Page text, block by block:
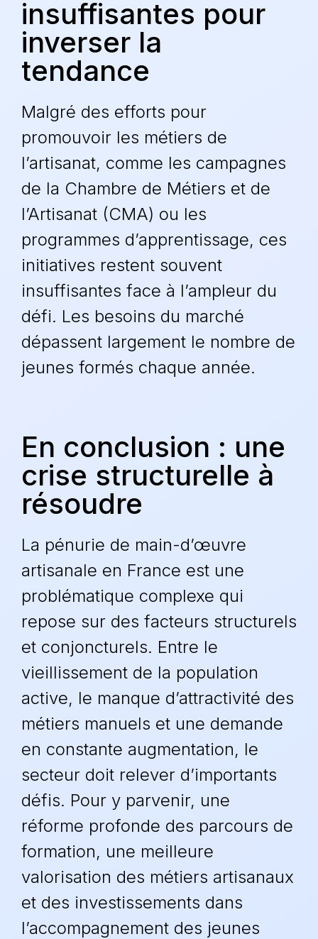
insuffisantes pour
inverser la
tendance
Malgré des efforts pour
promouvoir les métiers de
l’artisanat, comme les campagnes
de la Chambre de Métiers et de
l’Artisanat (CMA) ou les
programmes d’apprentissage, ces
initiatives restent souvent
insuffisantes face à l’ampleur du
défi. Les besoins du marché
dépassent largement le nombre de
jeunes formés chaque année.
En conclusion : une
crise structurelle à
résoudre
La pénurie de main-d’œuvre
artisanale en France est une
problématique complexe qui
repose sur des facteurs structurels
et conjoncturels. Entre le
vieillissement de la population
active, le manque d’attractivité des
métiers manuels et une demande
en constante augmentation, le
secteur doit relever d’importants
défis. Pour y parvenir, une
réforme profonde des parcours de
formation, une meilleure
valorisation des métiers artisanaux
et des investissements dans
l’accompagnement des jeunes